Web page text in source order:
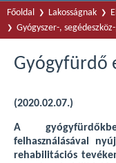
Főoldal Lakosságnak
Gyógyszer-,
Gyógyfürdő
(2020.02.07.)
A
felhasználásával
rehabilitációs